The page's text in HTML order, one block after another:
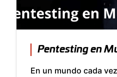
Pentesting en
En un mundo cada